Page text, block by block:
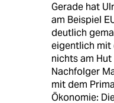
Gerade hat
am Beispiel
deutlich
eigentlich mit
nichts am
Nachfolger
mit dem
Ökonomie: